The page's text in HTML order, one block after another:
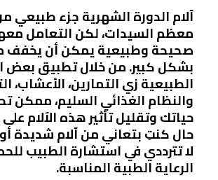
آلام الدورة الشهرية جزء طبيعي
معظم السيدات، لكن التعامل
صحيحة وطبيعية يمكن أن يخفف
بشكل كبير. من خلال تطبيق بعض
الطبيعية زي التمارين، الأعشاب،
والنظام الغذائي السليم، ممكن
حياتك وتقليل تأثير هذه الآلام
حال كنتِ بتعاني من آلام شديدة
لا تترددي في استشارة الطبيب
الرعاية الطبية المناسبة.